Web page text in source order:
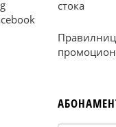
стока